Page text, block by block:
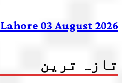
Lahore 03 August 2026
تازہ ترین